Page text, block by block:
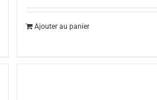
Ajouter au panier